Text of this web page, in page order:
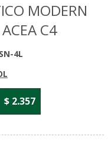
MODERN
C4
4L
$ 2.357